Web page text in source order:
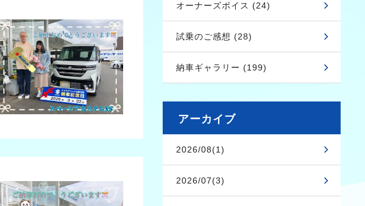
オーナーズボイス (24)
試乗のご感想 (28)
納車ギャラリー (199)
アーカイブ
2026/08(1)
2026/07(3)